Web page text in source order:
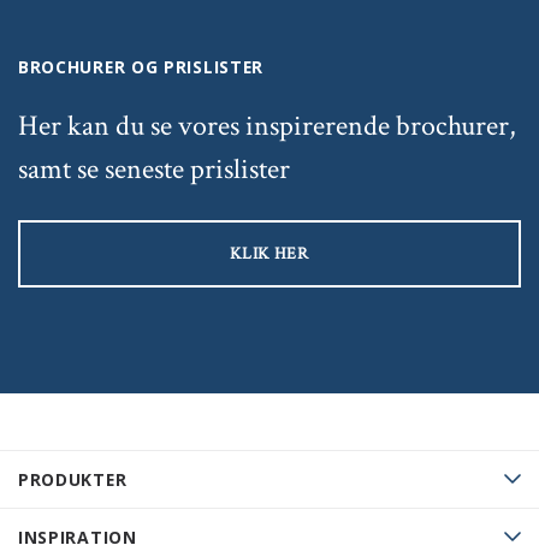
PRODUKTER
INSPIRATION
BROCHURER OG PRISLISTER
Her kan du se vores inspirerende brochurer,
samt se seneste prislister
KLIK HER